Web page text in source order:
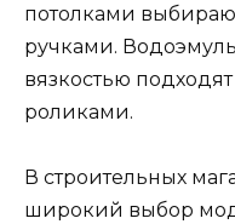
потолками
ручками.
вязкостью
роликами.
В строительных
широкий выбор